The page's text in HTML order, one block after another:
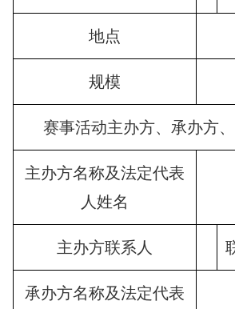
地点
规模
赛事活动主办方、承办方
主办方名称及法定代表
人姓名
主办方联系人
承办方名称及法定代表